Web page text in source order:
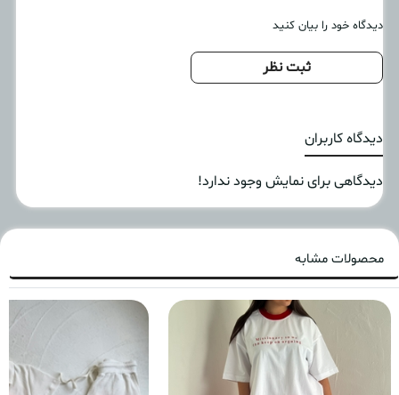
دیدگاه خود را بیان کنید
ثبت نظر
دیدگاه کاربران
دیدگاهی برای نمایش وجود ندارد!
محصولات مشابه